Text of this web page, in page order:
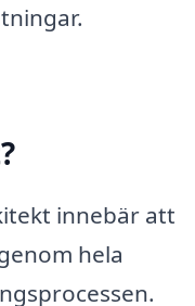
innebär att
hela